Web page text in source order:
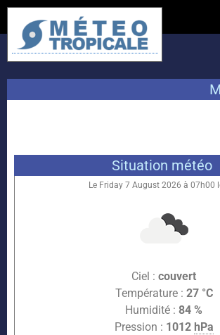
Situation météo
Le Friday 7 August 2026 à 07h00
Ciel :couvert
Température : 27 °C
Humidité :84 %
Pression : 1012 hPa